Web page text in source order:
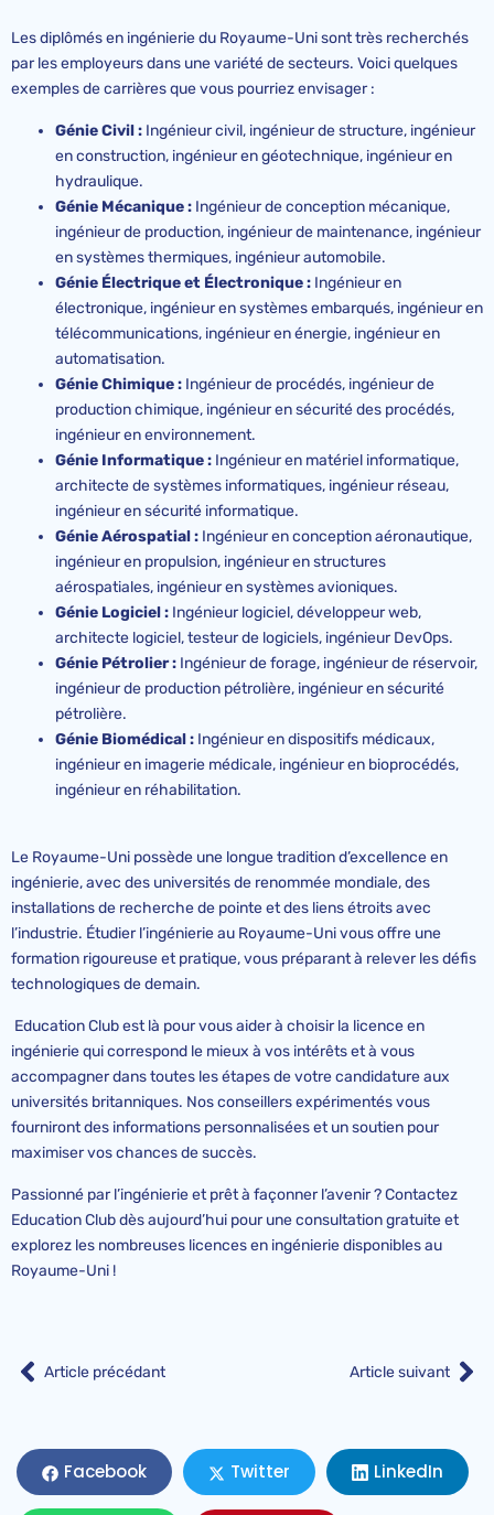
Les diplômés en ingénierie du Royaume-Uni sont très recherchés
par les employeurs dans une variété de secteurs. Voici quelques
exemples de carrières que vous pourriez envisager :
Génie Civil : Ingénieur civil, ingénieur de structure, ingénieur
en construction, ingénieur en géotechnique, ingénieur en
hydraulique.
Génie Mécanique : Ingénieur de conception mécanique,
ingénieur de production, ingénieur de maintenance, ingénieur
en systèmes thermiques, ingénieur automobile.
Génie Électrique et Électronique : Ingénieur en
électronique, ingénieur en systèmes embarqués, ingénieur en
télécommunications, ingénieur en énergie, ingénieur en
automatisation.
Génie Chimique : Ingénieur de procédés, ingénieur de
production chimique, ingénieur en sécurité des procédés,
ingénieur en environnement.
Génie Informatique : Ingénieur en matériel informatique,
architecte de systèmes informatiques, ingénieur réseau,
ingénieur en sécurité informatique.
Génie Aérospatial : Ingénieur en conception aéronautique,
ingénieur en propulsion, ingénieur en structures
aérospatiales, ingénieur en systèmes avioniques.
Génie Logiciel : Ingénieur logiciel, développeur web,
architecte logiciel, testeur de logiciels, ingénieur DevOps.
Génie Pétrolier : Ingénieur de forage, ingénieur de réservoir,
ingénieur de production pétrolière, ingénieur en sécurité
pétrolière.
Génie Biomédical : Ingénieur en dispositifs médicaux,
ingénieur en imagerie médicale, ingénieur en bioprocédés,
ingénieur en réhabilitation.
Le Royaume-Uni possède une longue tradition d’excellence en
ingénierie, avec des universités de renommée mondiale, des
installations de recherche de pointe et des liens étroits avec
l’industrie. Étudier l’ingénierie au Royaume-Uni vous offre une
formation rigoureuse et pratique, vous préparant à relever les défis
technologiques de demain.
Education Club est là pour vous aider à choisir la licence en
ingénierie qui correspond le mieux à vos intérêts et à vous
accompagner dans toutes les étapes de votre candidature aux
universités britanniques. Nos conseillers expérimentés vous
fourniront des informations personnalisées et un soutien pour
maximiser vos chances de succès.
Passionné par l’ingénierie et prêt à façonner l’avenir ? Contactez
Education Club dès aujourd’hui pour une consultation gratuite et
explorez les nombreuses licences en ingénierie disponibles au
Royaume-Uni !
Article précédant Article suivant
Facebook Twitter LinkedIn